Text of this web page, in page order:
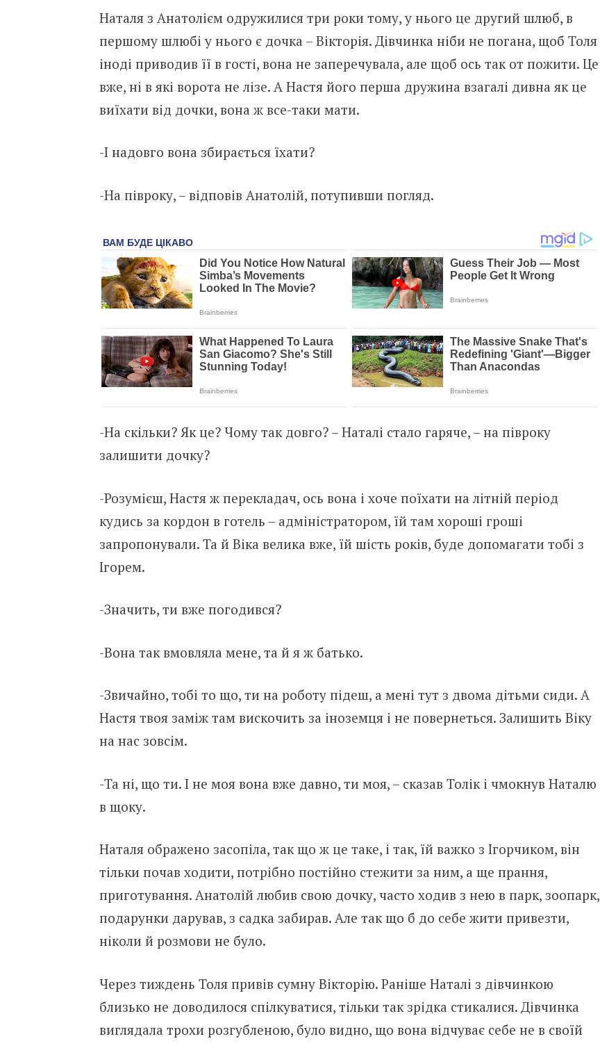
Наталя з Анатолієм одружилися три роки тому, у нього це другий шлюб, в
першому шлюбі у нього є дочка – Вікторія. Дівчинка ніби не погана, щоб Толя
іноді приводив її в гості, вона не заперечувала, але щоб ось так от пожити. Це
вже, ні в які ворота не лізе. А Настя його перша дружина взагалі дивна як це
виїхати від дочки, вона ж все-таки мати.
-І надовго вона збирається їхати?
-На півроку, – відповів Анатолій, потупивши погляд.
-На скільки? Як це? Чому так довго? – Наталі стало гаряче, – на півроку
залишити дочку?
-Розумієш, Настя ж перекладач, ось вона і хоче поїхати на літній період
кудись за кордон в готель – адміністратором, їй там хороші гроші
запропонували. Та й Віка велика вже, їй шість років, буде допомагати тобі з
Ігорем.
-Значить, ти вже погодився?
-Вона так вмовляла мене, та й я ж батько.
-Звичайно, тобі то що, ти на роботу підеш, а мені тут з двома дітьми сиди. А
Настя твоя заміж там вискочить за іноземця і не повернеться. Залишить Віку
на нас зовсім.
-Та ні, що ти. І не моя вона вже давно, ти моя, – сказав Толік і чмокнув Наталю
в щоку.
Наталя ображено засопіла, так що ж це таке, і так, їй важко з Ігорчиком, він
тільки почав ходити, потрібно постійно стежити за ним, а ще прання,
приготування. Анатолій любив свою дочку, часто ходив з нею в парк, зоопарк,
подарунки дарував, з садка забирав. Але так що б до себе жити привезти,
ніколи й розмови не було.
Через тиждень Толя привів сумну Вікторію. Раніше Наталі з дівчинкою
близько не доводилося спілкуватися, тільки так зрідка стикалися. Дівчинка
виглядала трохи розгубленою, було видно, що вона відчуває себе не в своїй